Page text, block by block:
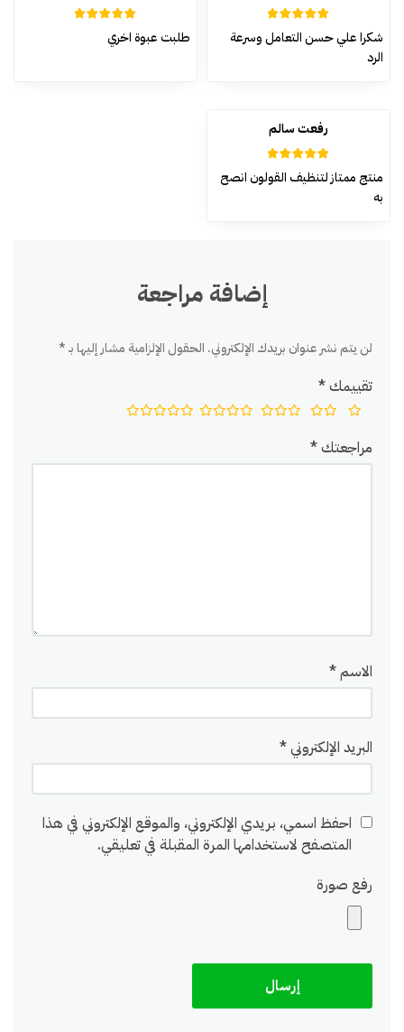
تم التقييم
من 5
شكرا علي حسن التعامل وسرعة
الرد
طلبت عبوة اخري
رفعت سالم
تم التقييم
من 5
منتج ممتاز لتنظيف القولون انصح
به
إضافة مراجعة
لن يتم نشر عنوان بريدك الإلكتروني. الحقول الإلزامية مشار إليها بـ*
تقييمك*
مراجعتك*
الاسم*
البريد الإلكتروني*
احفظ اسمي، بريدي الإلكتروني، والموقع الإلكتروني في هذا
المتصفح لاستخدامها المرة المقبلة في تعليقي.
رفع صورة